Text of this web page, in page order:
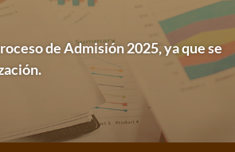
de Admisión 2025, ya que se